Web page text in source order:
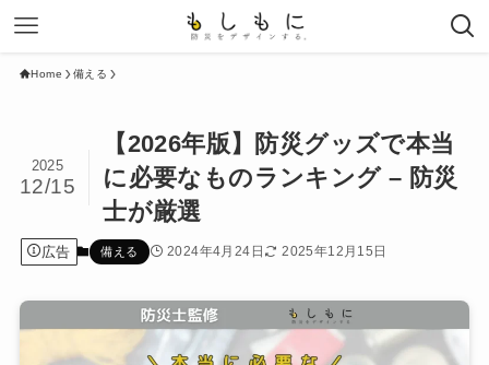
Home 備える
【2026年版】防災グッズで本当
に必要なものランキング – 防災
士が厳選
2025
12/15
広告 備える 2024年4月24日 2025年12月15日